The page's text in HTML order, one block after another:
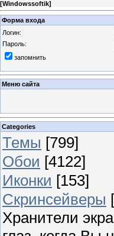
[Windowssoftik]
Форма входа
Логин:
Пароль:
запомнить
Меню сайта
Categories
Темы [799]
Обои [4122]
Иконки [153]
Скринсейверы
Хранители